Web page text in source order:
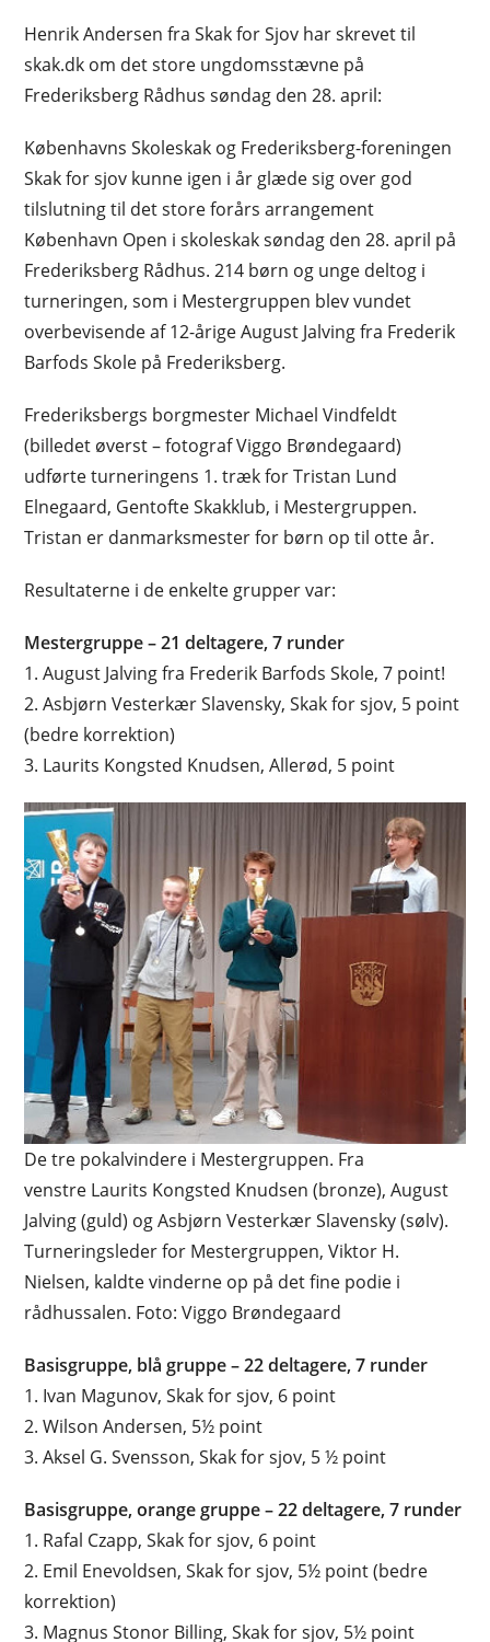
Henrik Andersen fra Skak for Sjov har skrevet til
skak.dk om det store ungdomsstævne på
Frederiksberg Rådhus søndag den 28. april:
Københavns Skoleskak og Frederiksberg-foreningen
Skak for sjov kunne igen i år glæde sig over god
tilslutning til det store forårs arrangement
København Open i skoleskak søndag den 28. april på
Frederiksberg Rådhus. 214 børn og unge deltog i
turneringen, som i Mestergruppen blev vundet
overbevisende af 12-årige August Jalving fra Frederik
Barfods Skole på Frederiksberg.
Frederiksbergs borgmester Michael Vindfeldt
(billedet øverst – fotograf Viggo Brøndegaard)
udførte turneringens 1. træk for Tristan Lund
Elnegaard, Gentofte Skakklub, i Mestergruppen.
Tristan er danmarksmester for børn op til otte år.
Resultaterne i de enkelte grupper var:
Mestergruppe – 21 deltagere, 7 runder
1. August Jalving fra Frederik Barfods Skole, 7 point!
2. Asbjørn Vesterkær Slavensky, Skak for sjov, 5 point
(bedre korrektion)
3. Laurits Kongsted Knudsen, Allerød, 5 point
De tre pokalvindere i Mestergruppen. Fra
venstre Laurits Kongsted Knudsen (bronze), August
Jalving (guld) og Asbjørn Vesterkær Slavensky (sølv).
Turneringsleder for Mestergruppen, Viktor H.
Nielsen, kaldte vinderne op på det fine podie i
rådhussalen. Foto: Viggo Brøndegaard
Basisgruppe, blå gruppe – 22 deltagere, 7 runder
1. Ivan Magunov, Skak for sjov, 6 point
2. Wilson Andersen, 5½ point
3. Aksel G. Svensson, Skak for sjov, 5 ½ point
Basisgruppe, orange gruppe – 22 deltagere, 7 runder
1. Rafal Czapp, Skak for sjov, 6 point
2. Emil Enevoldsen, Skak for sjov, 5½ point (bedre
korrektion)
3. Magnus Stonor Billing, Skak for sjov, 5½ point